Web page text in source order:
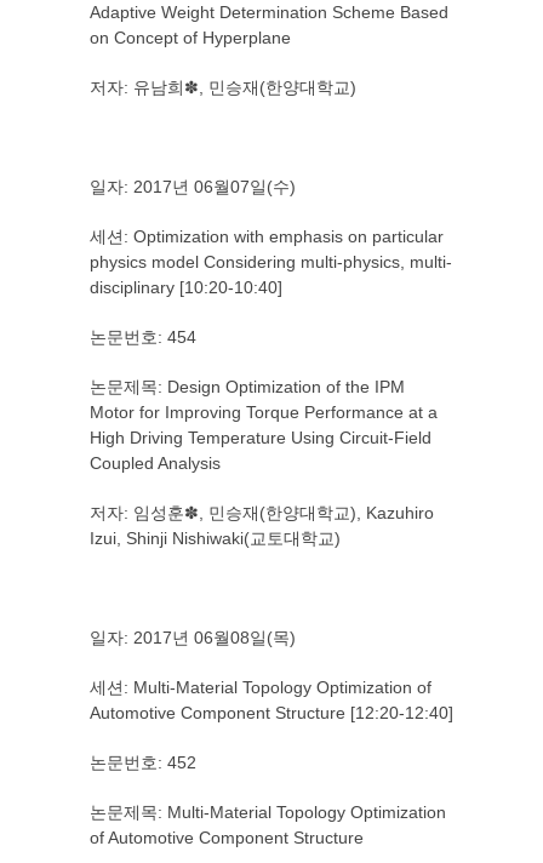
Adaptive Weight Determination Scheme Based
on Concept of Hyperplane
저자: 유남희✽, 민승재(한양대학교)
일자: 2017년 06월07일(수)
세션: Optimization with emphasis on particular
physics model Considering multi-physics, multi-
disciplinary [10:20-10:40]
논문번호: 454
논문제목: Design Optimization of the IPM
Motor for Improving Torque Performance at a
High Driving Temperature Using Circuit-Field
Coupled Analysis
저자: 임성훈✽, 민승재(한양대학교), Kazuhiro
Izui, Shinji Nishiwaki(교토대학교)
일자: 2017년 06월08일(목)
세션: Multi-Material Topology Optimization of
Automotive Component Structure [12:20-12:40]
논문번호: 452
논문제목: Multi-Material Topology Optimization
of Automotive Component Structure